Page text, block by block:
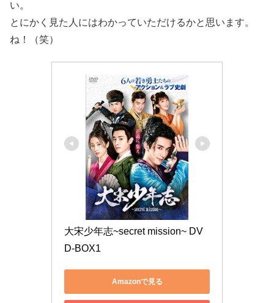
い。
とにかく見た人にはわかっていただけるかと思います。
ね！（笑）
大宋少年志~secret mission~ DV
D-BOX1
Amazonで見る